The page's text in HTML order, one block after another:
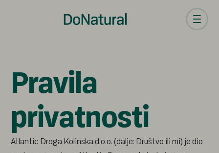
Pravila
privatnosti
Atlantic Droga Kolinska d.o.o. (dalje: Društvo ili mi) je dio